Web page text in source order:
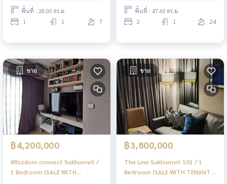
พื้นที่ : 28.00 ตร.ม.
1 1 7
เช่า) PYN294
พื้นที่ : 47.60 ตร.ม.
2 1 24
ขาย
฿4,200,000
Whizdom connect Sukhumvit /
1 Bedroom (SALE WITH
ขาย
฿3,800,000
The Line Sukhumvit 101 / 1
Bedroom (SALE WITH TENANT),